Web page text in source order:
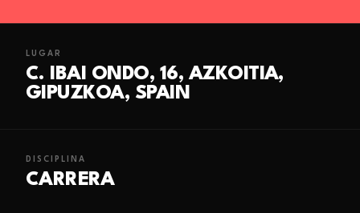
LUGAR
C. IBAI ONDO, 16, AZKOITIA,
GIPUZKOA, SPAIN
DISCIPLINA
CARRERA